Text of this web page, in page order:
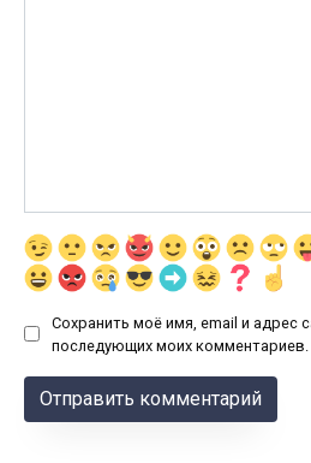
Сохранить моё имя, email и адрес
последующих моих комментариев.